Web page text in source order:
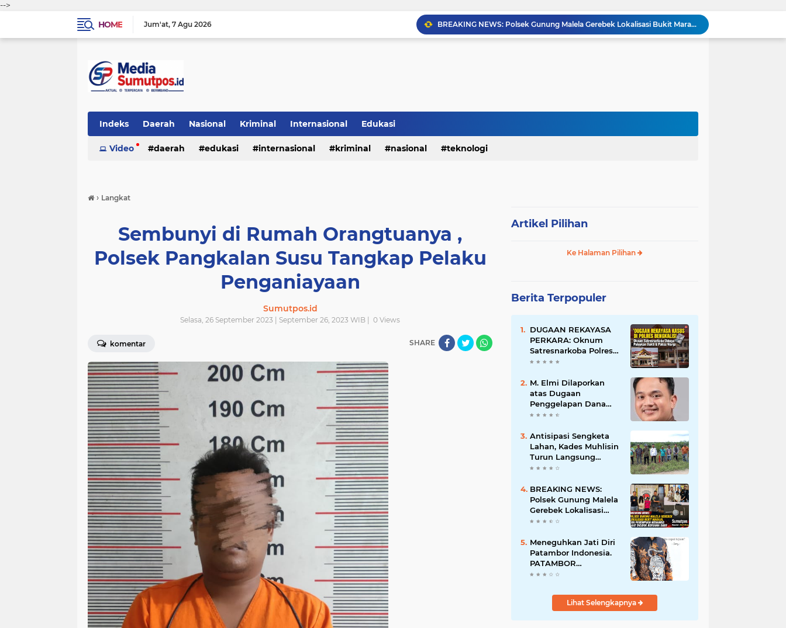
-->
HOME
Jum'at 7 Agu 2026
BREAKING NEWS: Polsek Gunung Malela Gerebek Lokalisasi Bukit Maraja, Dua Perempuan Menangis Saat Diciduk Bersama Sabu
Meneguhkan Jati Diri Patambor Indonesia. PATAMBOR INDONESIA Akan Gelar RAKERNAS II Di Jakarta.
HUT RI ke 81 dan Hari Jadi Kab, Tanjung Jabung Barat ke-62 Bupati Anwar Sadat Resmi Buka Lomba Mancing.
Indeks Daerah Nasional Kriminal Internasional Edukasi
Video daerah edukasi internasional kriminal nasional teknologi
› Langkat
Sembunyi di Rumah Orangtuanya ,
Polsek Pangkalan Susu Tangkap Pelaku
Penganiayaan
Sumutpos.id
Selasa, 26 September 2023 | September 26, 2023 WIB | 0 Views
komentar SHARE
Artikel Pilihan
Ke Halaman Pilihan
Berita Terpopuler
DUGAAN REKAYASA
PERKARA: Oknum
Satresnarkoba Polres
Bengkalis Diduga
Hingga Paksa Warga
Hadir di TKP
M. Elmi Dilaporkan
atas Dugaan
Penggelapan Dana
Pensiunan Guru dan
Pastikan Proses
Hukum Berjalan
Antisipasi Sengketa
Lahan, Kades Muhlisin
Turun Langsung
Tinjau Batas Wilayah
Diserobot PT Jatim
Jaya Perkasa
BREAKING NEWS:
Polsek Gunung Malela
Gerebek Lokalisasi
Bukit Maraja, Dua
Saat Diciduk Bersama
Sabu
Meneguhkan Jati Diri
Patambor Indonesia.
PATAMBOR
INDONESIA Akan
Jakarta.
Lihat Selengkapnya